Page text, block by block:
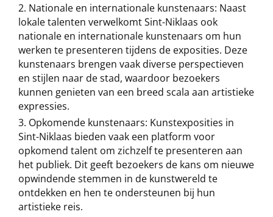
Nationale en internationale kunstenaars: Naast
lokale talenten verwelkomt Sint-Niklaas ook
nationale en internationale kunstenaars om hun
werken te presenteren tijdens de exposities. Deze
kunstenaars brengen vaak diverse perspectieven
en stijlen naar de stad, waardoor bezoekers
kunnen genieten van een breed scala aan artistieke
expressies.
Opkomende kunstenaars: Kunstexposities in
Sint-Niklaas bieden vaak een platform voor
opkomend talent om zichzelf te presenteren aan
het publiek. Dit geeft bezoekers de kans om nieuwe
opwindende stemmen in de kunstwereld te
ontdekken en hen te ondersteunen bij hun
artistieke reis.